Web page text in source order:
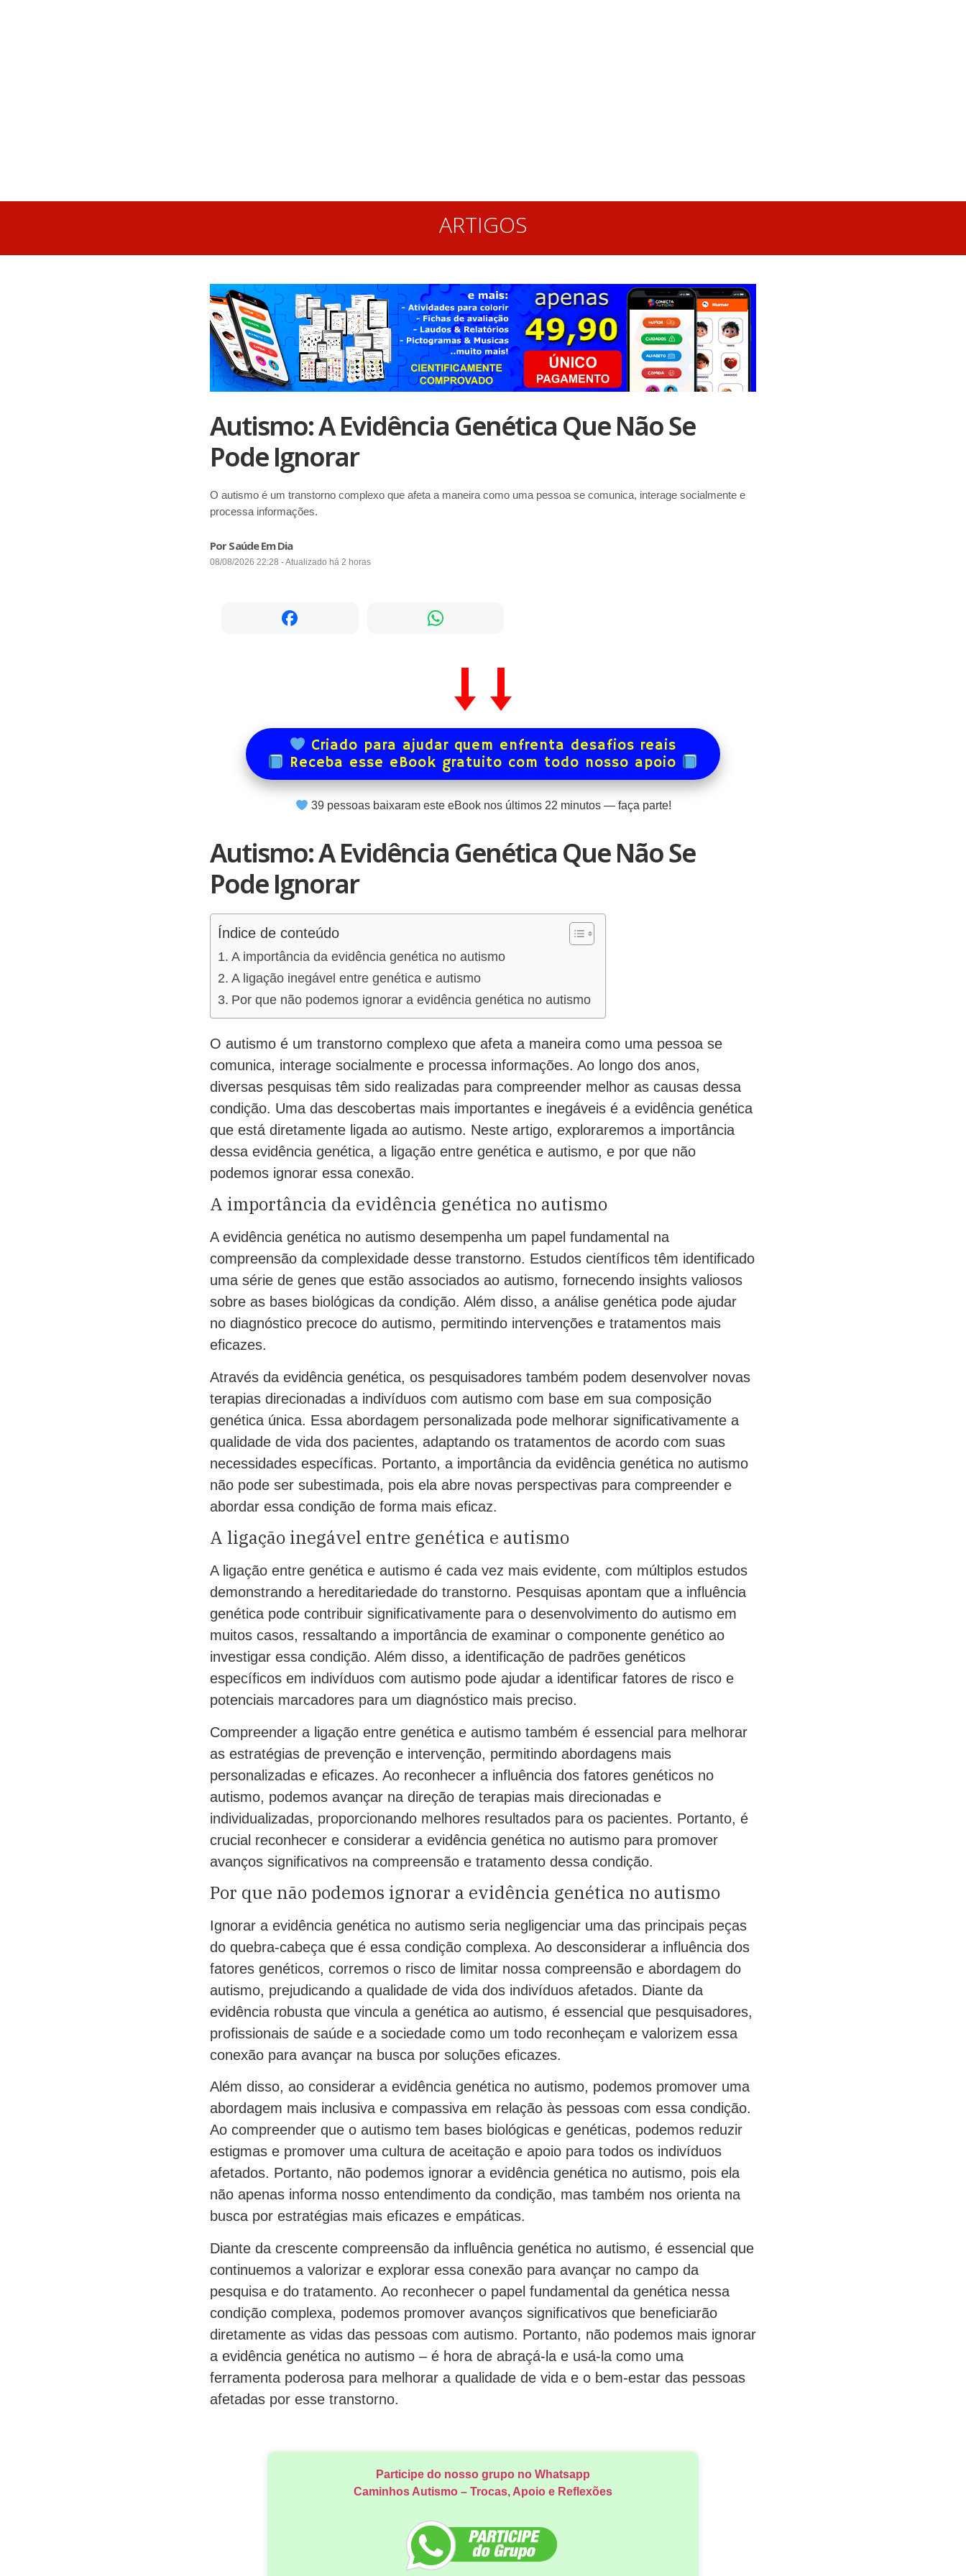
ARTIGOS
Autismo: A Evidência Genética Que Não Se
Pode Ignorar
O autismo é um transtorno complexo que afeta a maneira como uma pessoa se comunica, interage socialmente e
processa informações.
Por Saúde Em Dia
08/08/2026 22:28 - Atualizado há 2 horas
Criado para ajudar quem enfrenta desafios reais
Receba esse eBook gratuito com todo nosso apoio
39pessoas baixaram este eBook nos últimos 22 minutos — faça parte!
Autismo: A Evidência Genética Que Não Se
Pode Ignorar
Índice de conteúdo
A importância da evidência genética no autismo
A ligação inegável entre genética e autismo
Por que não podemos ignorar a evidência genética no autismo
O autismo é um transtorno complexo que afeta a maneira como uma pessoa se
comunica, interage socialmente e processa informações. Ao longo dos anos,
diversas pesquisas têm sido realizadas para compreender melhor as causas dessa
condição. Uma das descobertas mais importantes e inegáveis é a evidência genética
que está diretamente ligada ao autismo. Neste artigo, exploraremos a importância
dessa evidência genética, a ligação entre genética e autismo, e por que não
podemos ignorar essa conexão.
A importância da evidência genética no autismo
A evidência genética no autismo desempenha um papel fundamental na
compreensão da complexidade desse transtorno. Estudos científicos têm identificado
uma série de genes que estão associados ao autismo, fornecendo insights valiosos
sobre as bases biológicas da condição. Além disso, a análise genética pode ajudar
no diagnóstico precoce do autismo, permitindo intervenções e tratamentos mais
eficazes.
Através da evidência genética, os pesquisadores também podem desenvolver novas
terapias direcionadas a indivíduos com autismo com base em sua composição
genética única. Essa abordagem personalizada pode melhorar significativamente a
qualidade de vida dos pacientes, adaptando os tratamentos de acordo com suas
necessidades específicas. Portanto, a importância da evidência genética no autismo
não pode ser subestimada, pois ela abre novas perspectivas para compreender e
abordar essa condição de forma mais eficaz.
A ligação inegável entre genética e autismo
A ligação entre genética e autismo é cada vez mais evidente, com múltiplos estudos
demonstrando a hereditariedade do transtorno. Pesquisas apontam que a influência
genética pode contribuir significativamente para o desenvolvimento do autismo em
muitos casos, ressaltando a importância de examinar o componente genético ao
investigar essa condição. Além disso, a identificação de padrões genéticos
específicos em indivíduos com autismo pode ajudar a identificar fatores de risco e
potenciais marcadores para um diagnóstico mais preciso.
Compreender a ligação entre genética e autismo também é essencial para melhorar
as estratégias de prevenção e intervenção, permitindo abordagens mais
personalizadas e eficazes. Ao reconhecer a influência dos fatores genéticos no
autismo, podemos avançar na direção de terapias mais direcionadas e
individualizadas, proporcionando melhores resultados para os pacientes. Portanto, é
crucial reconhecer e considerar a evidência genética no autismo para promover
avanços significativos na compreensão e tratamento dessa condição.
Por que não podemos ignorar a evidência genética no autismo
Ignorar a evidência genética no autismo seria negligenciar uma das principais peças
do quebra-cabeça que é essa condição complexa. Ao desconsiderar a influência dos
fatores genéticos, corremos o risco de limitar nossa compreensão e abordagem do
autismo, prejudicando a qualidade de vida dos indivíduos afetados. Diante da
evidência robusta que vincula a genética ao autismo, é essencial que pesquisadores,
profissionais de saúde e a sociedade como um todo reconheçam e valorizem essa
conexão para avançar na busca por soluções eficazes.
Além disso, ao considerar a evidência genética no autismo, podemos promover uma
abordagem mais inclusiva e compassiva em relação às pessoas com essa condição.
Ao compreender que o autismo tem bases biológicas e genéticas, podemos reduzir
estigmas e promover uma cultura de aceitação e apoio para todos os indivíduos
afetados. Portanto, não podemos ignorar a evidência genética no autismo, pois ela
não apenas informa nosso entendimento da condição, mas também nos orienta na
busca por estratégias mais eficazes e empáticas.
Diante da crescente compreensão da influência genética no autismo, é essencial que
continuemos a valorizar e explorar essa conexão para avançar no campo da
pesquisa e do tratamento. Ao reconhecer o papel fundamental da genética nessa
condição complexa, podemos promover avanços significativos que beneficiarão
diretamente as vidas das pessoas com autismo. Portanto, não podemos mais ignorar
a evidência genética no autismo – é hora de abraçá-la e usá-la como uma
ferramenta poderosa para melhorar a qualidade de vida e o bem-estar das pessoas
afetadas por esse transtorno.
Participe do nosso grupo no Whatsapp
Caminhos Autismo – Trocas, Apoio e Reflexões